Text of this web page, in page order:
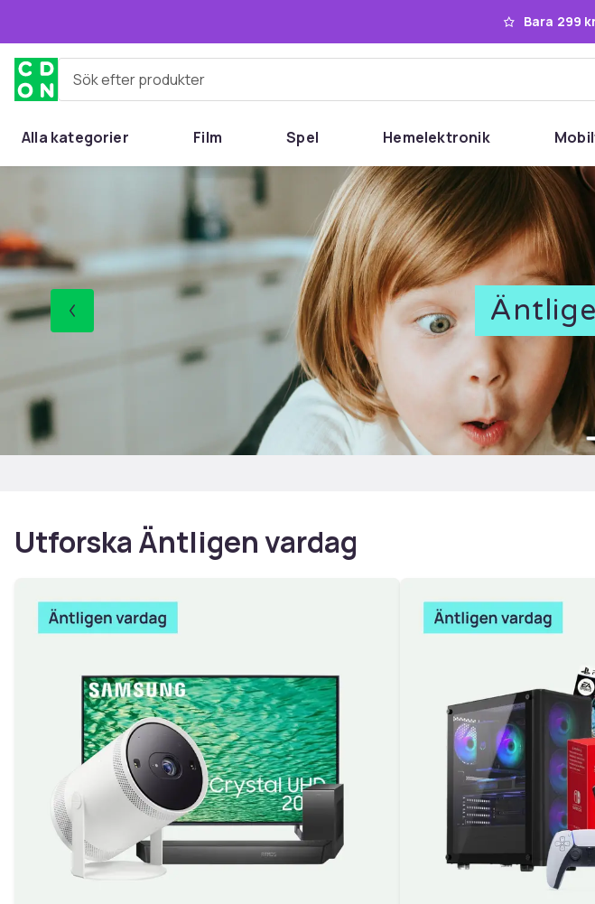
Bara 299
Sök efter produkter
Alla kategorier Film Spel Hemelektronik
Utforska Äntligen vardag